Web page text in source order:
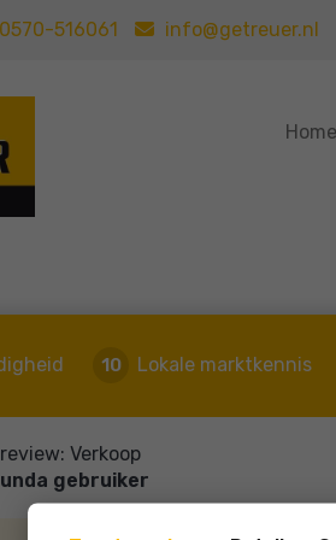
0570-516061 info@getreuer.nl
Home
10 Lokale marktkennis
Verkoop
gebruiker